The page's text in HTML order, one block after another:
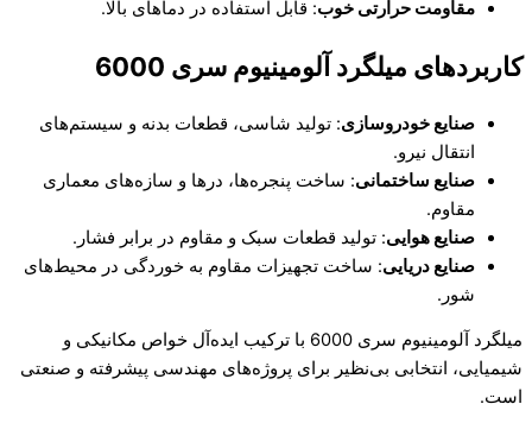
مقاومت حرارتی خوب: قابل استفاده در دماهای بالا.
کاربردهای میلگرد آلومینیوم سری 6000
صنایع خودروسازی: تولید شاسی، قطعات بدنه و سیستم‌های
انتقال نیرو.
صنایع ساختمانی: ساخت پنجره‌ها، درها و سازه‌های معماری
مقاوم.
صنایع هوایی: تولید قطعات سبک و مقاوم در برابر فشار.
صنایع دریایی: ساخت تجهیزات مقاوم به خوردگی در محیط‌های
شور.
میلگرد آلومینیوم سری 6000 با ترکیب ایده‌آل خواص مکانیکی و
شیمیایی، انتخابی بی‌نظیر برای پروژه‌های مهندسی پیشرفته و صنعتی
است.